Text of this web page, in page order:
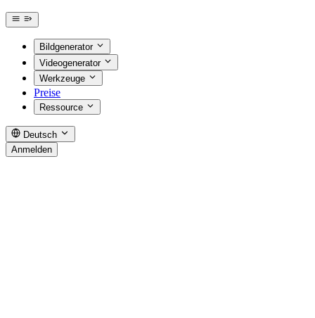
Bildgenerator
Videogenerator
Werkzeuge
Preise
Ressource
Deutsch
Anmelden